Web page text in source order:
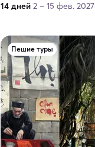
14 дней 2 – 15 фев. 2027
Пешие туры